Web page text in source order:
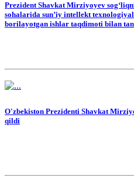
Prezident Shavkat Mirziyoyev
sohalarida sun’iy intellekt
borilayotgan ishlar taqdimoti bilan
O'zbekiston Prezidenti Shavkat
qildi